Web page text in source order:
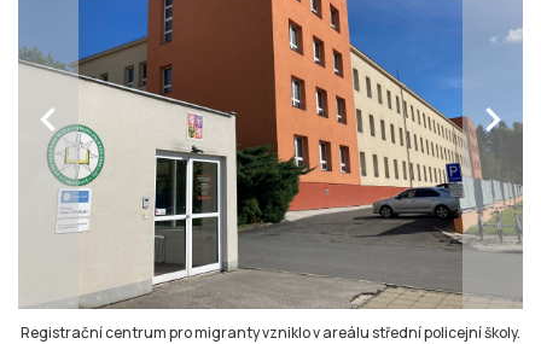
chevron_left chevron_right
Registrační centrum pro migranty vzniklo v areálu střední policejní školy.